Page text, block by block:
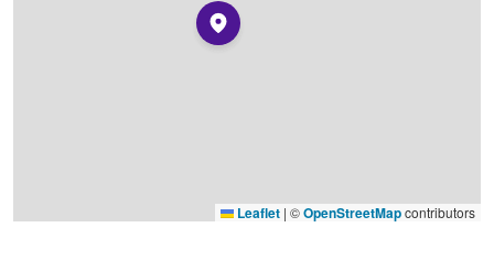
Leaflet | ©OpenStreetMapcontributors